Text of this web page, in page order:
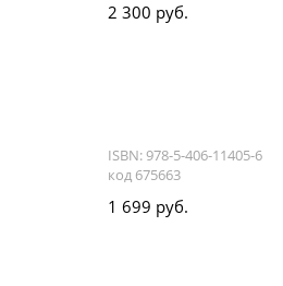
2 300 руб.
ISBN: 978-5-406-11405-6
код 675663
1 699 руб.